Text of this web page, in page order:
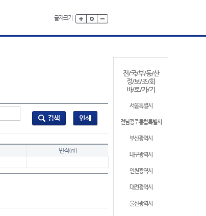
글자크기
전/국/부/동/산
정/보/조/회
바/로/가/기
서울특별시
전남광주통합특별시
부산광역시
대구광역시
인천광역시
대전광역시
울산광역시
면적(㎡)